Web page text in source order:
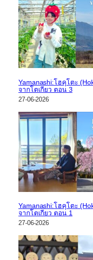
Yamanashi:โฮคุโตะ
จากโตเกียว ตอน 3
27-06-2026
Yamanashi:โฮคุโตะ
จากโตเกียว ตอน 1
27-06-2026